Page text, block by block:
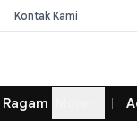
Kontak Kami
Ragam